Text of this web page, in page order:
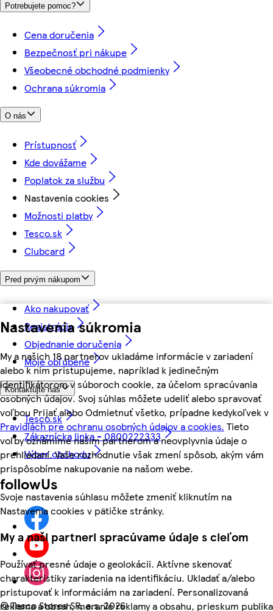
Nastavenia súkromia
My a našich 18 partnerov ukladáme informácie v zariadení
alebo k nim pristupujeme, napríklad k jedinečným
identifikátorom v súboroch cookie, za účelom spracúvania
osobných údajov. Svoj súhlas môžete udeliť alebo spravovať
voľbou Prijať alebo Odmietnuť všetko, prípadne kedykoľvek v
Pravidlách pre ochranu osobných údajov a cookies. Tieto
voľby oznámime našim partnerom a neovplyvnia údaje o
prehliadaní. Vaše rozhodnutie však zmení spôsob, akým vám
prispôsobíme nakupovanie na našom webe.
Svoje nastavenia súhlasu môžete zmeniť kliknutím na
Nastavenia cookies v pätičke stránky.
My a naši partneri spracúvame údaje s cieľom
Používať presné údaje o geolokácii. Aktívne skenovať
charakteristiky zariadenia na identifikáciu. Ukladať a/alebo
pristupovať k informáciám na zariadení. Personalizovaná
reklama a obsah, meranie reklamy a obsahu, prieskum publika
Potrebujete pomoc?
Cena doručenia
Bezpečnosť pri nákupe
Všeobecné obchodné podmienky
Ochrana súkromia
O nás
Prístupnosť
Kde dovážame
Poplatok za službu
Nastavenia cookies
Možnosti platby
Tesco.sk
Clubcard
Pred prvým nákupom
Ako nakupovať
Registrácia
Objednanie doručenia
Moje obľúbené
Kontaktujte nás
Tesco.sk
Zákaznícka linka - 0800222333
Výber obchodu
followUs
©Tesco Stores SR, a.s. 2026